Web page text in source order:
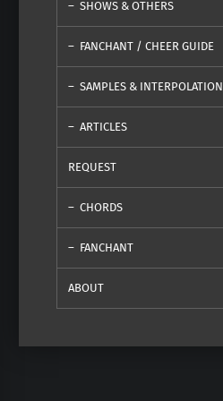
SHOWS & OTHERS
FANCHANT / CHEER GUIDE
SAMPLES & INTERPOLATION
ARTICLES
REQUEST
CHORDS
FANCHANT
ABOUT